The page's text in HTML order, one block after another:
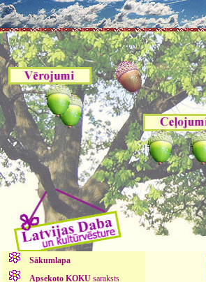
Sākumlapa
Apsekoto KOKUsaraksts